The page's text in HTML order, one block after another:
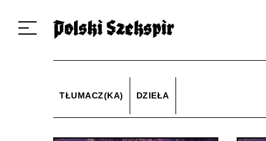
TŁUMACZ(KA) DZIEŁA